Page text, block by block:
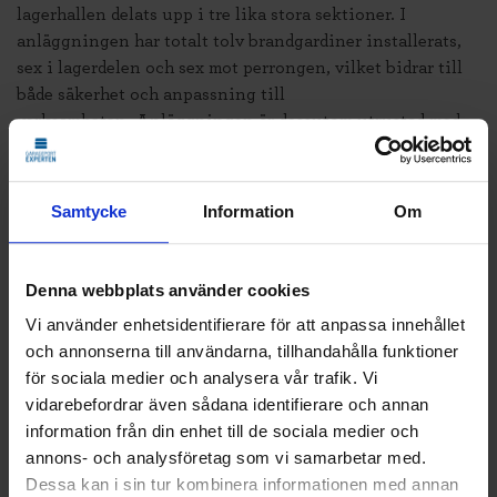
Samtycke Information Om
Denna webbplats använder cookies
Vi använder enhetsidentifierare för att anpassa innehållet
och annonserna till användarna, tillhandahålla funktioner
för sociala medier och analysera vår trafik. Vi
vidarebefordrar även sådana identifierare och annan
information från din enhet till de sociala medier och
annons- och analysföretag som vi samarbetar med.
Dessa kan i sin tur kombinera informationen med annan
lagerhallen delats upp i tre lika stora sektioner. I
anläggningen har totalt tolv brandgardiner installerats,
sex i lagerdelen och sex mot perrongen, vilket bidrar till
både säkerhet och anpassning till
verksamheten. Anläggningen är dessutom utrustad med
tolv lasthus som möjliggör en smidig hantering av
mot byggnaden för effektiv lastning och lossning av